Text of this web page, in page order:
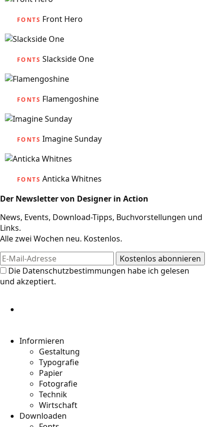
FONTS Front Hero
FONTS Slackside One
FONTS Flamengoshine
FONTS Imagine Sunday
FONTS Anticka Whitnes
Der Newsletter von Designer in Action
News, Events, Download-Tipps, Buchvorstellungen und
Links.
Alle zwei Wochen neu. Kostenlos.
Die Datenschutzbestimmungen habe ich gelesen
und akzeptiert.
Informieren
Gestaltung
Typografie
Papier
Fotografie
Technik
Wirtschaft
Downloaden